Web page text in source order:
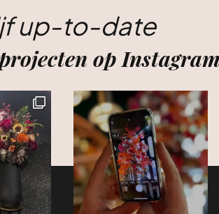
up-to-date
op